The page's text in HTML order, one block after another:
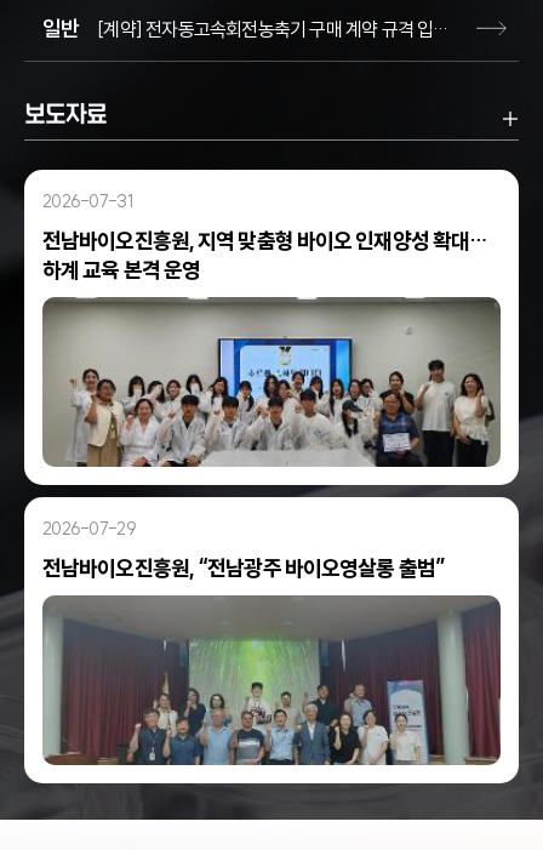
일반 [계약] 전자동고속회전농축기 구매 계약 규격 입찰서 평가결과
보도자료
2026-07-31
전남바이오진흥원, 지역 맞춤형 바이오 인재양성 확대…
하계 교육 본격 운영
2026-07-29
전남바이오진흥원, “전남광주 바이오영살롱 출범”
보도